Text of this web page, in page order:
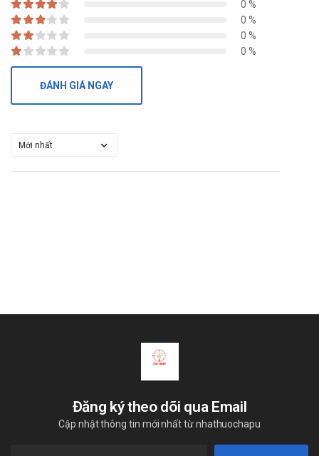
0 %
0 %
0 %
0 %
ĐÁNH GIÁ NGAY
Đăng ký theo dõi qua Email
Cập nhật thông tin mới nhất từ nhathuochapu